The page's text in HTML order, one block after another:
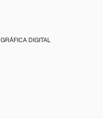
GRÁFICA DIGITAL